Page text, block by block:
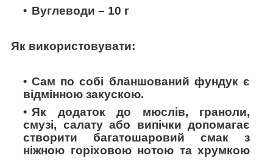
Вуглеводи – 10 г
Як використовувати:
Сам по собі бланшований фундук є
відмінною закускою.
Як додаток до мюслів, граноли,
смузі, салату або випічки допомагає
створити багатошаровий смак з
ніжною горіховою нотою та хрумкою